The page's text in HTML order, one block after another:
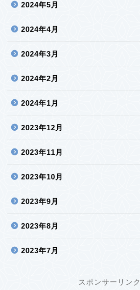
2024年5月
2024年4月
2024年3月
2024年2月
2024年1月
2023年12月
2023年11月
2023年10月
2023年9月
2023年8月
2023年7月
スポンサーリンク